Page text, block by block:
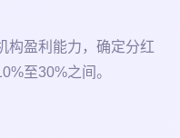
构盈利能力，确定分红
至30%之间。